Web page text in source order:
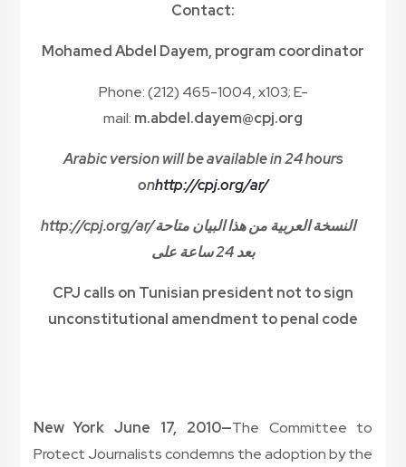
Contact:
Mohamed Abdel Dayem, program coordinator
Phone: (212) 465-1004, x103; E-
mail: m.abdel.dayem@cpj.org
Arabic version will be available in 24 hours
onhttp://cpj.org/ar/
http://cpj.org/ar/النسخة العربية من هذا البيان متاحة
بعد 24 ساعة على
CPJ calls on Tunisian president not to sign
unconstitutional amendment to penal code
New York June 17, 2010—The Committee to
Protect Journalists condemns the adoption by the